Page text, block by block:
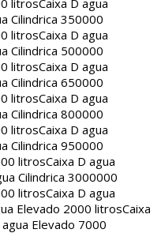
litrosCaixa D agua
Cilindrica 350000
litrosCaixa D agua
Cilindrica 500000
litrosCaixa D agua
Cilindrica 650000
litrosCaixa D agua
Cilindrica 800000
litrosCaixa D agua
Cilindrica 950000
litrosCaixa D agua
Cilindrica 3000000
litrosCaixa D agua
Elevado 2000 litrosCaixa
agua Elevado 7000